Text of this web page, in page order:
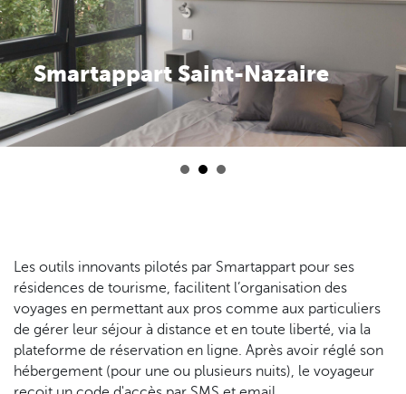
Smartappart Saint-Nazaire
Les outils innovants pilotés par Smartappart pour ses
résidences de tourisme, facilitent l’organisation des
voyages en permettant aux pros comme aux particuliers
de gérer leur séjour à distance et en toute liberté, via la
plateforme de réservation en ligne. Après avoir réglé son
hébergement (pour une ou plusieurs nuits), le voyageur